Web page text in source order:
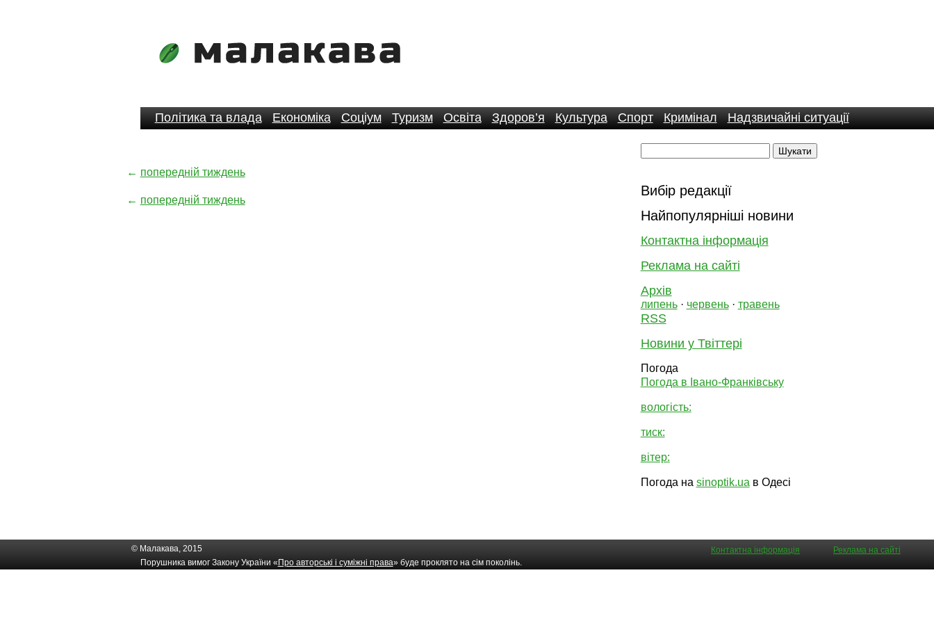
Політика та влада Економіка Соціум Туризм Освіта Здоров’я Культура Спорт Кримінал Надзвичайні ситуації
← попередній тиждень
← попередній тиждень
Вибір редакції
Найпопулярніші новини
Контактна інформація
Реклама на сайті
Архів
липень· червень· травень
RSS
Новини у Твіттері
Погода
Погода в Івано-Франківську
вологість:
тиск:
вітер:
Погода на sinoptik.ua в Одесі
Реклама на сайті
Контактна інформація
© Малакава, 2015
Порушника вимог Закону України « Про авторські і суміжні права» буде проклято на сім поколінь.